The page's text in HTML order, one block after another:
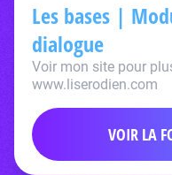
Les bases |
dialogue
Voir mon site pour
www.liserodien.com
VOIR LA